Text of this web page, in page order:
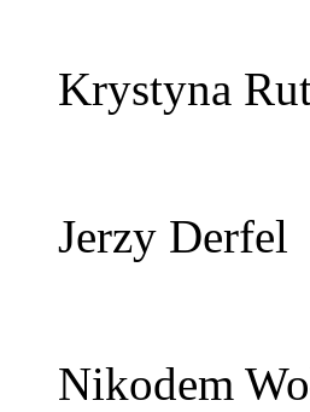
Krystyna
Jerzy Derfel
Nikodem